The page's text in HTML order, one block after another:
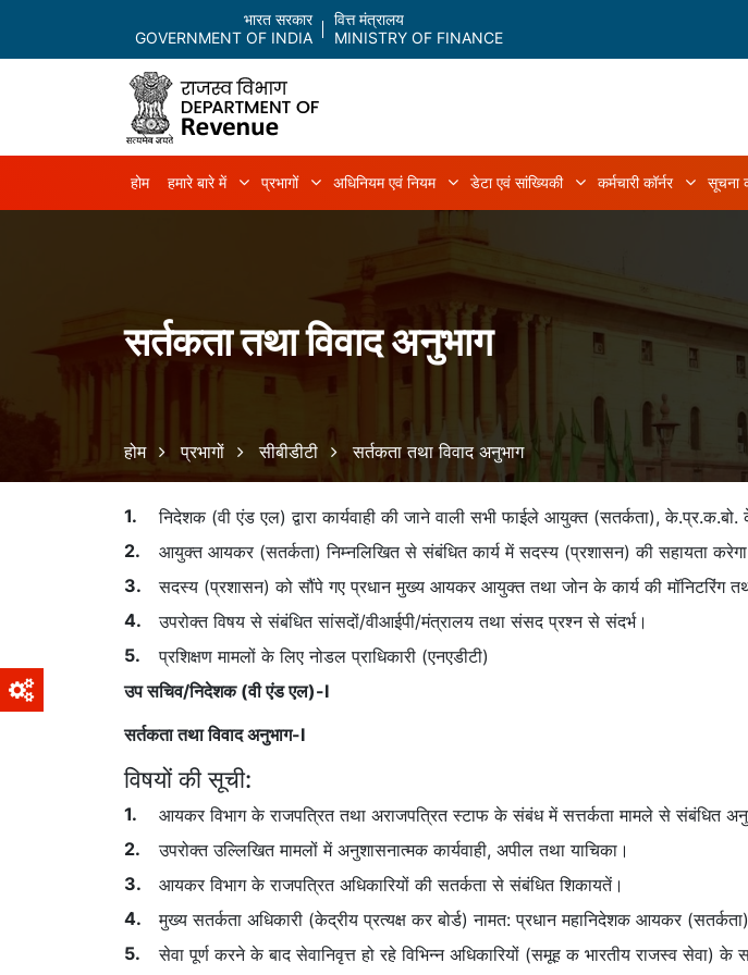
भारत सरकार
GOVERNMENT OF INDIA
वित्त मंत्रालय
MINISTRY OF FINANCE
होम हमारे बारे में
हमारे बारे में sub-navigation
प्रभागों
प्रभागों sub-navigation
अधिनियम एवं नियम
अधिनियम एवं नियम sub-navigation
डेटा एवं सांख्यिकी
डेटा एवं सांख्यिकी sub-
कर्मचारी कॉर्नर सूचना
सर्तकता तथा विवाद अनुभाग
Breadcrumb
होम प्रभागों सीबीडीटी सर्तकता तथा विवाद अनुभाग
निदेशक (वी एंड एल) द्वारा कार्यवाही की जाने वाली सभी फाईले आयुक्त (सतर्कता),
आयुक्त आयकर (सतर्कता) निम्नलिखित से संबंधित कार्य में सदस्य (प्रशासन) की सहायता
सदस्य (प्रशासन) को सौंपे गए प्रधान मुख्य आयकर आयुक्त तथा जोन के कार्य की मॉनिटरिंग
उपरोक्त विषय से संबंधित सांसदों/वीआईपी/मंत्रालय तथा संसद प्रश्न से संदर्भ।
प्रशिक्षण मामलों के लिए नोडल प्राधिकारी (एनएडीटी)
उप सचिव/निदेशक (वी एंड एल)-I
सर्तकता तथा विवाद अनुभाग-I
विषयों की सूची:
आयकर विभाग के राजपत्रित तथा अराजपत्रित स्टाफ के संबंध में सत्तर्कता मामले से संबंधित
उपरोक्‍त उल्लिखित मामलों में अनुशासनात्‍मक कार्यवाही, अपील तथा याचिका।
आयकर विभाग के राजपत्रित अधिकारियों की सतर्कता से संबंधित शिकायतें।
मुख्य सतर्कता अधिकारी (केद्रीय प्रत्यक्ष कर बोर्ड) नामत: प्रधान महानिदेशक आयकर
सेवा पूर्ण करने के बाद सेवानिवृत्त हो रहे विभिन्न अधिकारियों (समूह क भारतीय राजस्‍व सेवा)